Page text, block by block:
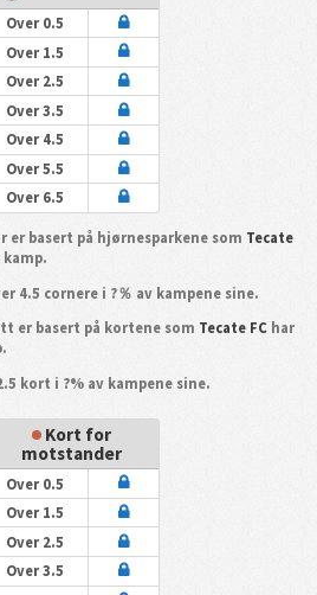
Over 0.5
Over 1.5
Over 2.5
Over 3.5
Over 4.5
Over 5.5
Over 6.5
er basert på hjørnesparkene som Tecate
4.5 cornere i ?％ av kampene sine.
er basert på kortene som Tecate FC har
kort i ?% av kampene sine.
Kort for
motstander
Over 0.5
Over 1.5
Over 2.5
Over 3.5